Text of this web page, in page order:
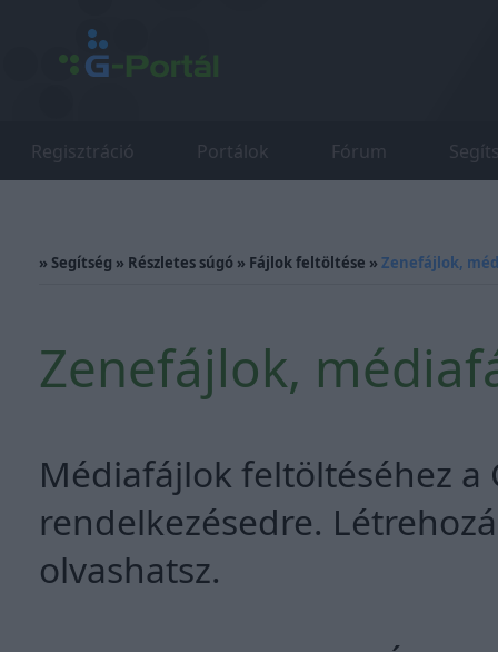
Regisztráció Portálok Fórum
» Segítség » Részletes súgó » Fájlok feltöltése » Zenefájlok,
Zenefájlok,
Médiafájlok feltöltéséhez a
rendelkezésedre.
olvashatsz.